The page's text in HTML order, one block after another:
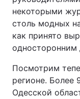
некоторыми
столь модных
как принято
односторонним
Посмотрим
регионе. Более
Одесской